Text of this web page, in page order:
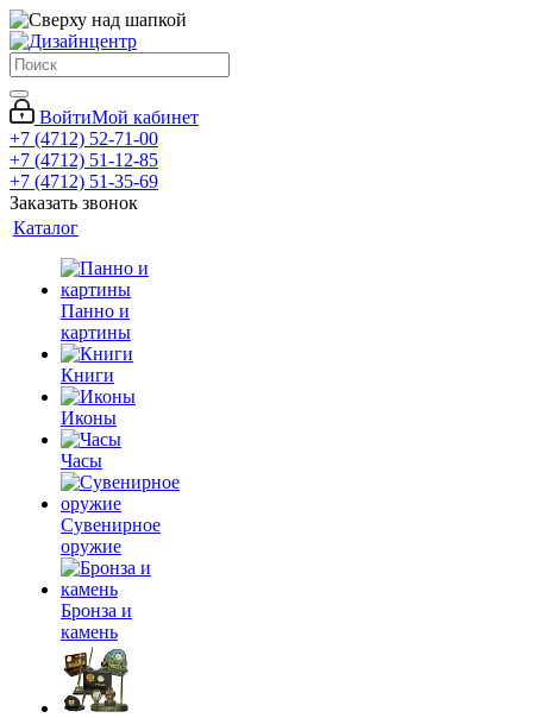
ВойтиМой кабинет
+7 (4712) 52-71-00
+7 (4712) 51-12-85
+7 (4712) 51-35-69
Заказать звонок
Каталог
Панно и
картины
Книги
Иконы
Часы
Сувенирное
оружие
Бронза и
камень